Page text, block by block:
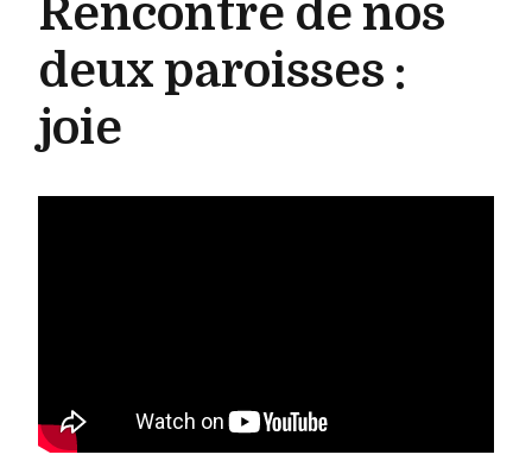
Rencontre de nos
deux paroisses :
joie